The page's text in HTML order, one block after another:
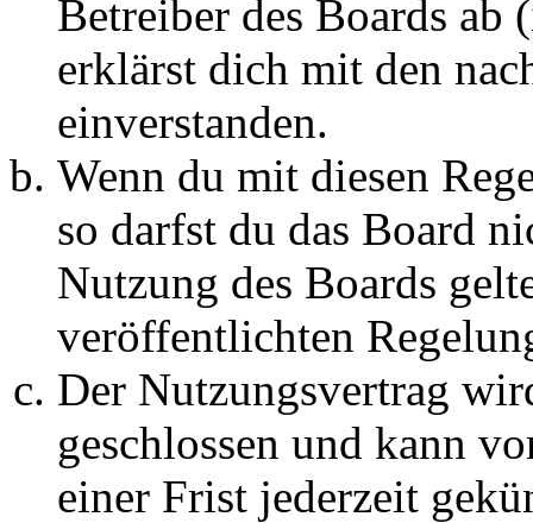
Betreiber des Boards ab
erklärst dich mit den
einverstanden.
Wenn du mit diesen
so darfst du das Board
Nutzung des Boards
veröffentlichten
Der Nutzungsvertrag
geschlossen und kann
einer Frist jederzeit